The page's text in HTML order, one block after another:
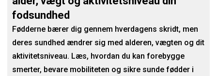
fodsundhed
Fødderne bærer dig gennem hverdagens skridt, men
deres sundhed ændrer sig med alderen, vægten og dit
aktivitetsniveau. Læs, hvordan du kan forebygge
smerter, bevare mobiliteten og sikre sunde fødder i